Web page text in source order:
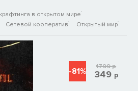
в открытом мире
Сетевой кооператив Открытый мир
-81% 1799р
349 р